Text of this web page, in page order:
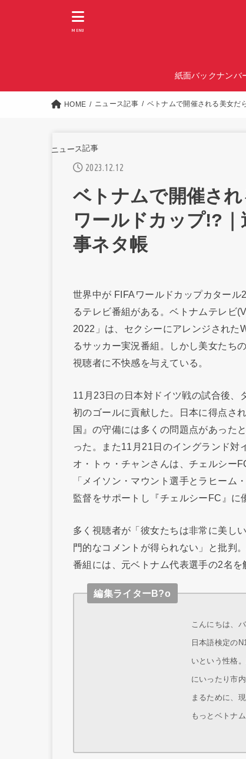
紙面バックナンバ
MENU
HOME ニュース記事 ベトナムで開催される美女だ
ニュース記事
2023.12.12
ベトナムで開催さ
ワールドカップ!?
事ネタ帳
世界中が FIFAワールドカップカター
るテレビ番組がある。ベトナムテレビ
2022」は、セクシーにアレンジされた
るサッカー実況番組。しかし美女たち
視聴者に不快感を与えている。
11月23日の日本対ドイツ戦の試合後、
初のゴールに貢献した。日本に得点さ
国』の守備には多くの問題点があった
った。また11月21日のイングランド対
オ・トゥ・チャンさんは、チェルシー
「メイソン・マウント選手とラヒーム
監督をサポートし『チェルシーFC』に
多く視聴者が「彼女たちは非常に美し
門的なコメントが得られない」と批判
番組には、元ベトナム代表選手の2名を
編集ライターB?o
こんにちは、
日本語検定の
いという性格
にいったり市
まるために、
もっとベトナ